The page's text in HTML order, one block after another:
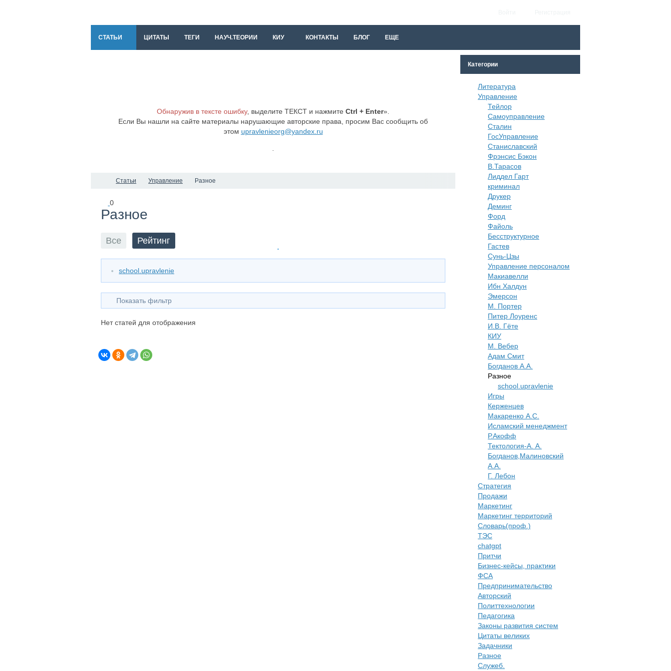
СТАТЬИ ЦИТАТЫ ТЕГИ НАУЧ.ТЕОРИИ КИУ КОНТАКТЫ БЛОГ ЕЩЕ
Обнаружив в тексте ошибку, выделите ТЕКСТ и нажмите Ctrl + Enter».
Если Вы нашли на сайте материалы нарушающие авторские права, просим Вас сообщить об
этом upravlenieorg@yandex.ru
Статьи Управление Разное
0
Разное
Все Рейтинг
school.upravlenie
Показать фильтр
Нет статей для отображения
Категории
Литература
Управление
Тейлор
Самоуправление
Сталин
ГосУправление
Станиславский
Фрэнсис Бэкон
В.Тарасов
Лиддел Гарт
криминал
Друкер
Деминг
Форд
Файоль
Бесструктурное
Гастев
Сунь-Цзы
Управление персоналом
Макиавелли
Ибн Халдун
Эмерсон
М. Портер
Питер Лоуренс
И.В. Гёте
КИУ
М. Вебер
Адам Смит
Богданов А.А.
Разное
school.upravlenie
Игры
Керженцев
Макаренко А.С.
Исламский менеджмент
Р.Акофф
Тектология-А. А.
Богданов,Малиновский
А.А.
​Г. Лебон
Стратегия
Продажи
Маркетинг
Маркетинг территорий
Словарь(проф.)
ТЭС
chatgpt
Притчи
Бизнес-кейсы, практики
ФСА
Предпринимательство
Авторский
Политтехнологии
​Педагогика
Законы развития систем
Цитаты великих
Задачники
Разное
Служеб.